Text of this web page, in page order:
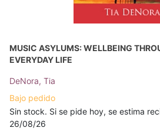
MUSIC ASYLUMS: WELLBEING
EVERYDAY LIFE
DeNora, Tia
Bajo pedido
Sin stock. Si se pide hoy, se estima
26/08/26